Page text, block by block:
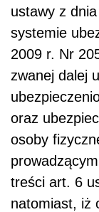
ustawy z
systemie
2009 r. Nr
zwanej dalej
oraz
osoby
treści art. 6
natomiast, iż